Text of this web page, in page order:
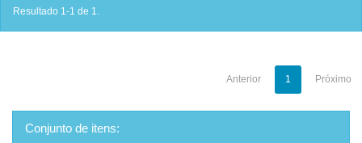
Resultado 1-1 de 1.
Anterior 1 Próximo
Conjunto de itens: